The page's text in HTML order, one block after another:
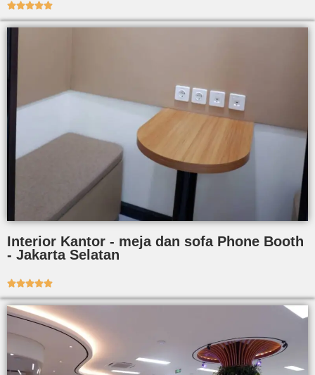

Interior Kantor - meja dan sofa Phone Booth
- Jakarta Selatan
